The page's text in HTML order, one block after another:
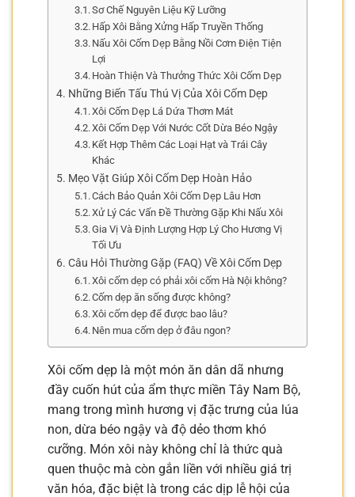
Sơ Chế Nguyên Liệu Kỹ Lưỡng
Hấp Xôi Bằng Xửng Hấp Truyền Thống
Nấu Xôi Cốm Dẹp Bằng Nồi Cơm Điện Tiện
Lợi
Hoàn Thiện Và Thưởng Thức Xôi Cốm Dẹp
Những Biến Tấu Thú Vị Của Xôi Cốm Dẹp
Xôi Cốm Dẹp Lá Dứa Thơm Mát
Xôi Cốm Dẹp Với Nước Cốt Dừa Béo Ngậy
Kết Hợp Thêm Các Loại Hạt và Trái Cây
Khác
Mẹo Vặt Giúp Xôi Cốm Dẹp Hoàn Hảo
Cách Bảo Quản Xôi Cốm Dẹp Lâu Hơn
Xử Lý Các Vấn Đề Thường Gặp Khi Nấu Xôi
Gia Vị Và Định Lượng Hợp Lý Cho Hương Vị
Tối Ưu
Câu Hỏi Thường Gặp (FAQ) Về Xôi Cốm Dẹp
Xôi cốm dẹp có phải xôi cốm Hà Nội không?
Cốm dẹp ăn sống được không?
Xôi cốm dẹp để được bao lâu?
Nên mua cốm dẹp ở đâu ngon?
Xôi cốm dẹp là một món ăn dân dã nhưng
đầy cuốn hút của ẩm thực miền Tây Nam Bộ,
mang trong mình hương vị đặc trưng của lúa
non, dừa béo ngậy và độ dẻo thơm khó
cưỡng. Món xôi này không chỉ là thức quà
quen thuộc mà còn gắn liền với nhiều giá trị
văn hóa, đặc biệt là trong các dịp lễ hội của